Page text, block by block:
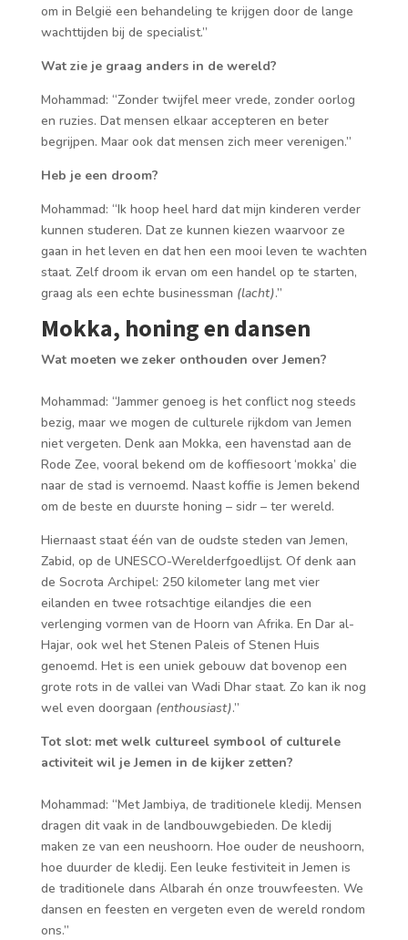
om in België een behandeling te krijgen door de lange
wachttijden bij de specialist.”
Wat zie je graag anders in de wereld?
Mohammad: “Zonder twijfel meer vrede, zonder oorlog
en ruzies. Dat mensen elkaar accepteren en beter
begrijpen. Maar ook dat mensen zich meer verenigen.”
Heb je een droom?
Mohammad: “Ik hoop heel hard dat mijn kinderen verder
kunnen studeren. Dat ze kunnen kiezen waarvoor ze
gaan in het leven en dat hen een mooi leven te wachten
staat. Zelf droom ik ervan om een handel op te starten,
graag als een echte businessman (lacht).”
Mokka, honing en dansen
Wat moeten we zeker onthouden over Jemen?
Mohammad: “Jammer genoeg is het conflict nog steeds
bezig, maar we mogen de culturele rijkdom van Jemen
niet vergeten. Denk aan Mokka, een havenstad aan de
Rode Zee, vooral bekend om de koffiesoort ‘mokka’ die
naar de stad is vernoemd. Naast koffie is Jemen bekend
om de beste en duurste honing – sidr – ter wereld.
Hiernaast staat één van de oudste steden van Jemen,
Zabid, op de UNESCO-Werelderfgoedlijst. Of denk aan
de Socrota Archipel: 250 kilometer lang met vier
eilanden en twee rotsachtige eilandjes die een
verlenging vormen van de Hoorn van Afrika. En Dar al-
Hajar, ook wel het Stenen Paleis of Stenen Huis
genoemd. Het is een uniek gebouw dat bovenop een
grote rots in de vallei van Wadi Dhar staat. Zo kan ik nog
wel even doorgaan (enthousiast).”
Tot slot: met welk cultureel symbool of culturele
activiteit wil je Jemen in de kijker zetten?
Mohammad: “Met Jambiya, de traditionele kledij. Mensen
dragen dit vaak in de landbouwgebieden. De kledij
maken ze van een neushoorn. Hoe ouder de neushoorn,
hoe duurder de kledij. Een leuke festiviteit in Jemen is
de traditionele dans Albarah én onze trouwfeesten. We
dansen en feesten en vergeten even de wereld rondom
ons.”